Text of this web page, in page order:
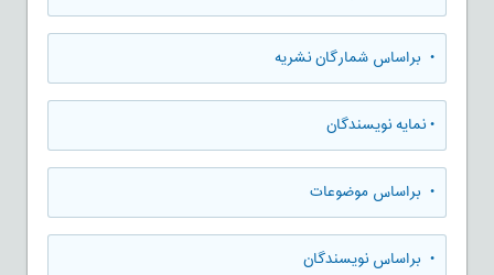
• براساس شمارگان نشریه
•نمایه نویسندگان
• براساس موضوعات
• براساس نویسندگان